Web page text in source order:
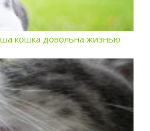
кошка довольна жизнью